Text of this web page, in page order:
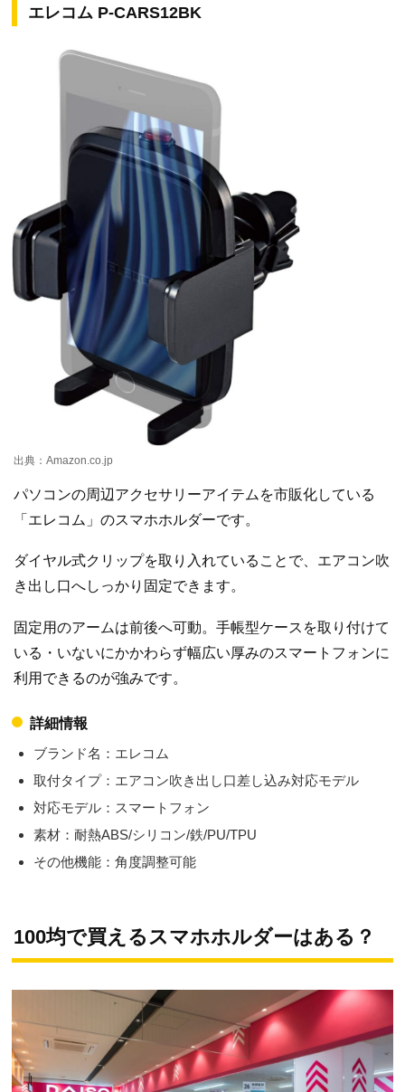
エレコム P-CARS12BK
出典：Amazon.co.jp
パソコンの周辺アクセサリーアイテムを市販化している
「エレコム」のスマホホルダーです。
ダイヤル式クリップを取り入れていることで、エアコン吹
き出し口へしっかり固定できます。
固定用のアームは前後へ可動。手帳型ケースを取り付けて
いる・いないにかかわらず幅広い厚みのスマートフォンに
利用できるのが強みです。
詳細情報
ブランド名：エレコム
取付タイプ：エアコン吹き出し口差し込み対応モデル
対応モデル：スマートフォン
素材：耐熱ABS/シリコン/鉄/PU/TPU
その他機能：角度調整可能
100均で買えるスマホホルダーはある？